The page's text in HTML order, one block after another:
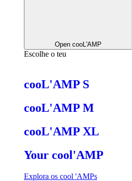
Open cooL'AMP
Escolhe o teu
cooL'AMP S
cooL'AMP M
cooL'AMP XL
Your cool'AMP
Explora os cool 'AMPs